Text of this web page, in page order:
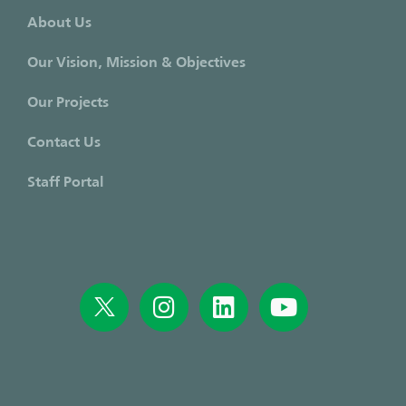
About Us
Our Vision, Mission & Objectives
Our Projects
Contact Us
Staff Portal